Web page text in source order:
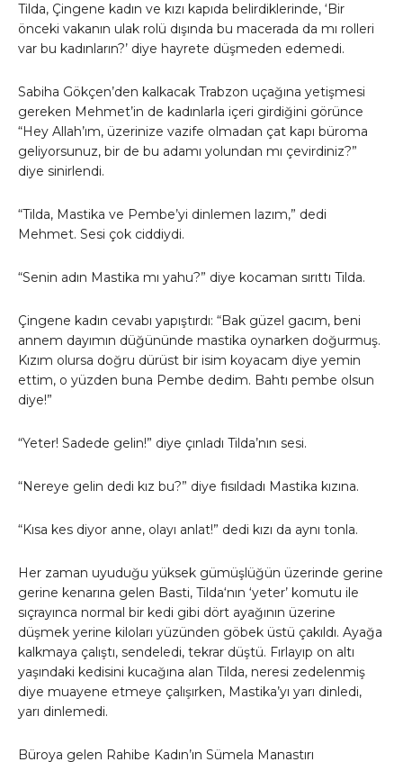
Tilda, Çingene kadın ve kızı kapıda belirdiklerinde, ‘Bir
önceki vakanın ulak rolü dışında bu macerada da mı rolleri
var bu kadınların?’ diye hayrete düşmeden edemedi.
Sabiha Gökçen’den kalkacak Trabzon uçağına yetişmesi
gereken Mehmet’in de kadınlarla içeri girdiğini görünce
“Hey Allah’ım, üzerinize vazife olmadan çat kapı büroma
geliyorsunuz, bir de bu adamı yolundan mı çevirdiniz?”
diye sinirlendi.
“Tilda, Mastika ve Pembe’yi dinlemen lazım,” dedi
Mehmet. Sesi çok ciddiydi.
“Senin adın Mastika mı yahu?” diye kocaman sırıttı Tilda.
Çingene kadın cevabı yapıştırdı: “Bak güzel gacım, beni
annem dayımın düğününde mastika oynarken doğurmuş.
Kızım olursa doğru dürüst bir isim koyacam diye yemin
ettim, o yüzden buna Pembe dedim. Bahtı pembe olsun
diye!”
“Yeter! Sadede gelin!” diye çınladı Tilda’nın sesi.
“Nereye gelin dedi kız bu?” diye fısıldadı Mastika kızına.
“Kısa kes diyor anne, olayı anlat!” dedi kızı da aynı tonla.
Her zaman uyuduğu yüksek gümüşlüğün üzerinde gerine
gerine kenarına gelen Basti, Tilda‘nın ‘yeter’ komutu ile
sıçrayınca normal bir kedi gibi dört ayağının üzerine
düşmek yerine kiloları yüzünden göbek üstü çakıldı. Ayağa
kalkmaya çalıştı, sendeledi, tekrar düştü. Fırlayıp on altı
yaşındaki kedisini kucağına alan Tilda, neresi zedelenmiş
diye muayene etmeye çalışırken, Mastika’yı yarı dinledi,
yarı dinlemedi.
Büroya gelen Rahibe Kadın’ın Sümela Manastırı